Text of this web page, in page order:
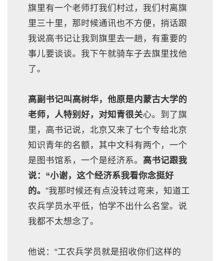
旗里有一个老师打我们村过，我们村离旗
里三十里，那时候通讯也不方便，捎话跟
我说高书记让我到旗里去一趟，有重要的
事儿要谈谈。我下午就骑车子去旗里找他
了。
高副书记叫高树华，他原是内蒙古大学的
老师，人特别好，对知青很关心。到了旗
里，高书记说，北京又来了七个专给北京
知识青年的名额，其中文科有两个，一个
是图书馆系，一个是经济系。 高书记跟我
说：“小谢，这个经济系我看你念挺好
的。 ”我那时候还有点没转过弯来，知道工
农兵学员水平低，怕学不出什么名堂。说
我都不太想念了。
他说：“工农兵学员就是招收你们这样的